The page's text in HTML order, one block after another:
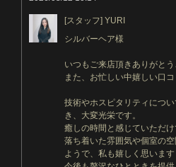
[スタッフ] YURI
シルバーヘア様
いつもご来店頂きありがとう
また、お忙しい中嬉しい口
技術やホスピタリティにつ
き、大変光栄です。
癒しの時間と感じていただ
落ち着いた雰囲気や個室の
ようで、私も嬉しく思います